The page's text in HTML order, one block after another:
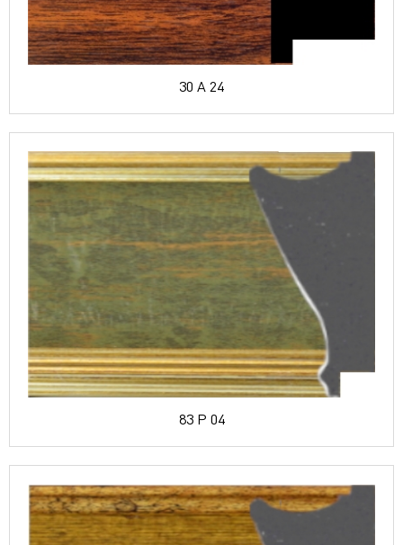
30 A 24
83 P 04